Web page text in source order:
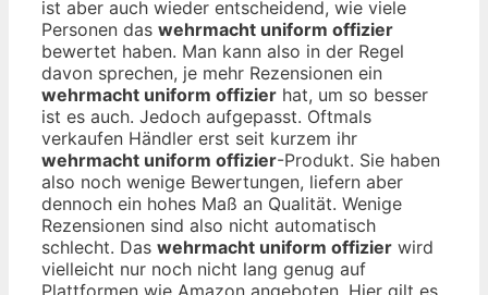
ist aber auch wieder entscheidend, wie viele
Personen das wehrmacht uniform offizier
bewertet haben. Man kann also in der Regel
davon sprechen, je mehr Rezensionen ein
wehrmacht uniform offizier hat, um so besser
ist es auch. Jedoch aufgepasst. Oftmals
verkaufen Händler erst seit kurzem ihr
wehrmacht uniform offizier-Produkt. Sie haben
also noch wenige Bewertungen, liefern aber
dennoch ein hohes Maß an Qualität. Wenige
Rezensionen sind also nicht automatisch
schlecht. Das wehrmacht uniform offizier wird
vielleicht nur noch nicht lang genug auf